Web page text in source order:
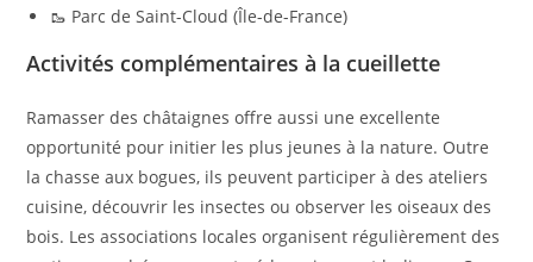
🥾 Parc de Saint-Cloud (Île-de-France)
Activités complémentaires à la cueillette
Ramasser des châtaignes offre aussi une excellente
opportunité pour initier les plus jeunes à la nature. Outre
la chasse aux bogues, ils peuvent participer à des ateliers
cuisine, découvrir les insectes ou observer les oiseaux des
bois. Les associations locales organisent régulièrement des